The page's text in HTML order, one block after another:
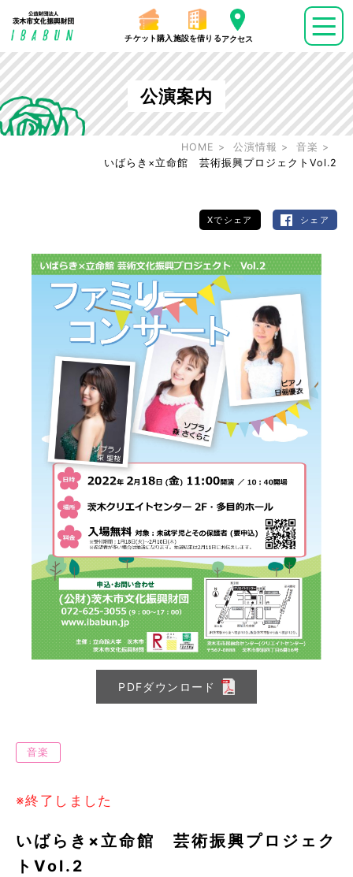
チケット購入 施設を借りるアクセス
公演案内
HOME 公演情報
音楽
いばらき×立命館 芸術振興プロジェクトVol.2
Xでシェア シェア
PDFダウンロード
音楽
※終了しました
いばらき×立命館 芸術振興プロジェク
トVol.2